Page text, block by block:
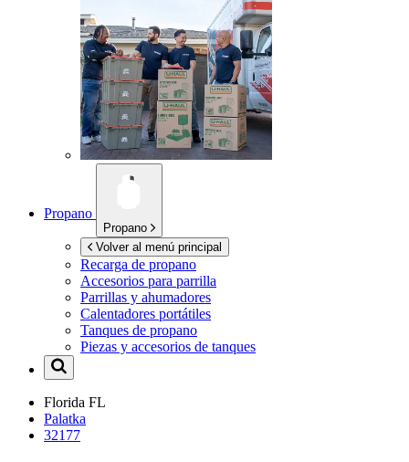
Propano
Propano
Volver al menú principal
Recarga de propano
Accesorios para parrilla
Parrillas y ahumadores
Calentadores portátiles
Tanques de propano
Piezas y accesorios de tanques
Florida FL
Palatka
32177